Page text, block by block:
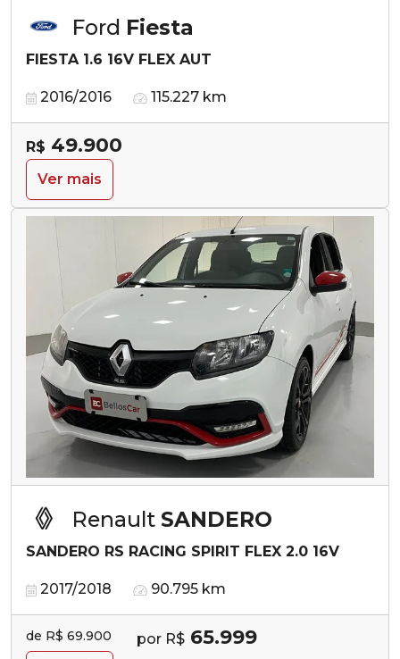
Ford Fiesta
FIESTA 1.6 16V FLEX AUT
2016/2016 115.227 km
R$ 49.900
Ver mais
Renault SANDERO
SANDERO RS RACING SPIRIT FLEX 2.0 16V
2017/2018 90.795 km
de R$ 69.900 por R$ 65.999